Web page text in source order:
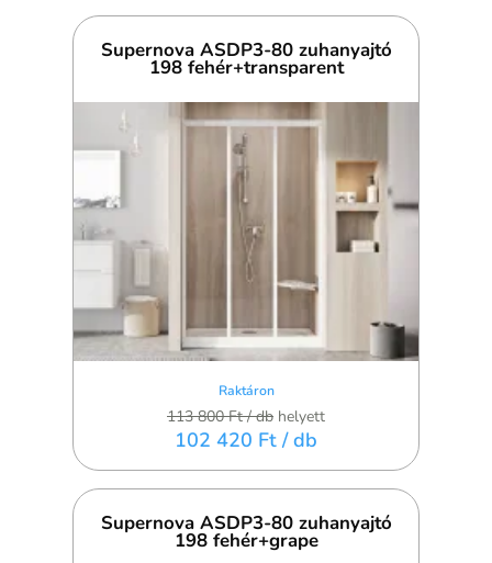
Supernova ASDP3-80 zuhanyajtó
198 fehér+transparent
Raktáron
113 800 Ft/ db helyett
102 420 Ft / db
Supernova ASDP3-80 zuhanyajtó
198 fehér+grape